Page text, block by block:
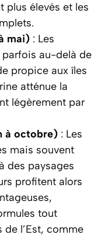
plus élevés et les
mai) : Les
au-delà de
propice aux îles
atténue la
légèrement par
à octobre) : Les
mais souvent
des paysages
profitent alors
tout
l’Est, comme